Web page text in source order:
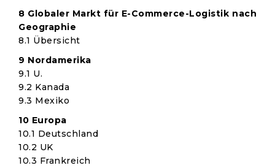
8 Globaler Markt für E-Commerce-Logistik nach
Geographie
8.1 Übersicht
9 Nordamerika
9.1 U.
9.2 Kanada
9.3 Mexiko
10 Europa
10.1 Deutschland
10.2 UK
10.3 Frankreich